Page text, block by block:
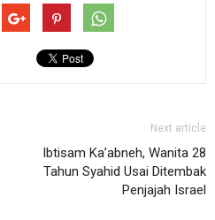
Next article
Ibtisam Ka’abneh, Wanita 28
Tahun Syahid Usai Ditembak
Penjajah Israel